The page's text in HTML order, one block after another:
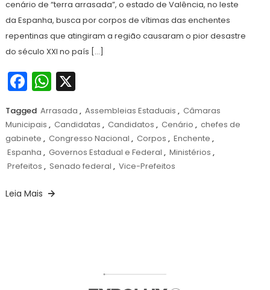
cenário de “terra arrasada”, o estado de Valência, no leste
da Espanha, busca por corpos de vítimas das enchentes
repentinas que atingiram a região causaram o pior desastre
do século XXI no país […]
Facebook
WhatsApp
X
Tagged Arrasada , Assembleias Estaduais , Câmaras
Municipais , Candidatas , Candidatos , Cenário , chefes de
gabinete , Congresso Nacional , Corpos , Enchente ,
Espanha , Governos Estadual e Federal , Ministérios ,
Prefeitos , Senado federal , Vice-Prefeitos
Leia Mais